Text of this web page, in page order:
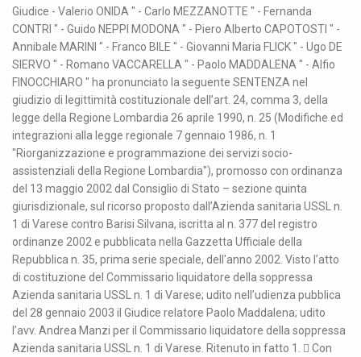
Giudice - Valerio ONIDA " - Carlo MEZZANOTTE " - Fernanda
CONTRI " - Guido NEPPI MODONA " - Piero Alberto CAPOTOSTI " -
Annibale MARINI " - Franco BILE " - Giovanni Maria FLICK " - Ugo DE
SIERVO " - Romano VACCARELLA " - Paolo MADDALENA " - Alfio
FINOCCHIARO " ha pronunciato la seguente SENTENZA nel
giudizio di legittimità costituzionale dell’art. 24, comma 3, della
legge della Regione Lombardia 26 aprile 1990, n. 25 (Modifiche ed
integrazioni alla legge regionale 7 gennaio 1986, n. 1
"Riorganizzazione e programmazione dei servizi socio-
assistenziali della Regione Lombardia"), promosso con ordinanza
del 13 maggio 2002 dal Consiglio di Stato – sezione quinta
giurisdizionale, sul ricorso proposto dall’Azienda sanitaria USSL n.
1 di Varese contro Barisi Silvana, iscritta al n. 377 del registro
ordinanze 2002 e pubblicata nella Gazzetta Ufficiale della
Repubblica n. 35, prima serie speciale, dell'anno 2002. Visto l’atto
di costituzione del Commissario liquidatore della soppressa
Azienda sanitaria USSL n. 1 di Varese; udito nell’udienza pubblica
del 28 gennaio 2003 il Giudice relatore Paolo Maddalena; udito
l’avv. Andrea Manzi per il Commissario liquidatore della soppressa
Azienda sanitaria USSL n. 1 di Varese. Ritenuto in fatto 1.  Con